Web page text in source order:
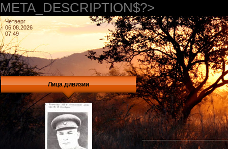
META_DESCRIPTION$?>
Четверг
06.08.2026
07:49
Лица дивизии